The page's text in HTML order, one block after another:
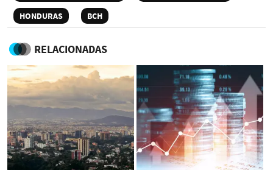
HONDURAS
BCH
RELACIONADAS